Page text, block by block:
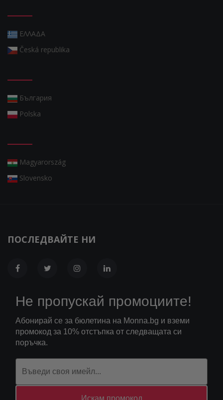
ΕΛΛΑΔΑ
Česká republika
България
Polska
Magyarország
Slovensko
ПОСЛЕДВАЙТЕ НИ
Не пропускай промоциите!
Абонирай се за бюлетина на Monna.bg и вземи
промокод за 10% отстъпка от следващата си
поръчка.
Искам промокод